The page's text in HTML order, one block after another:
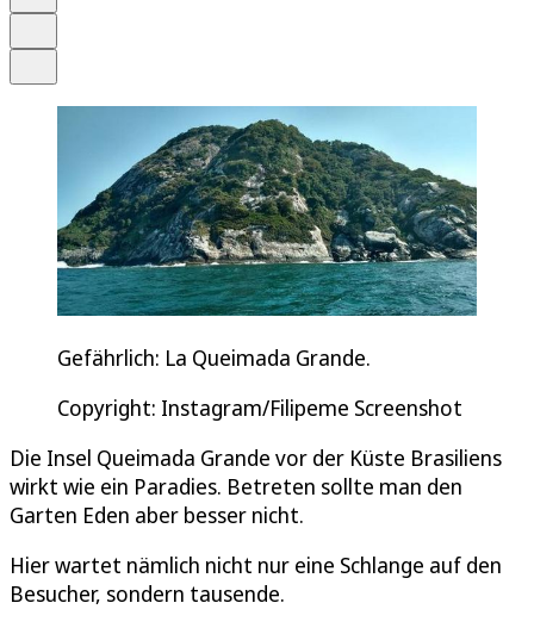
Gefährlich: La Queimada Grande.
Copyright: Instagram/Filipeme Screenshot
Die Insel Queimada Grande vor der Küste Brasiliens
wirkt wie ein Paradies. Betreten sollte man den
Garten Eden aber besser nicht.
Hier wartet nämlich nicht nur eine Schlange auf den
Besucher, sondern tausende.